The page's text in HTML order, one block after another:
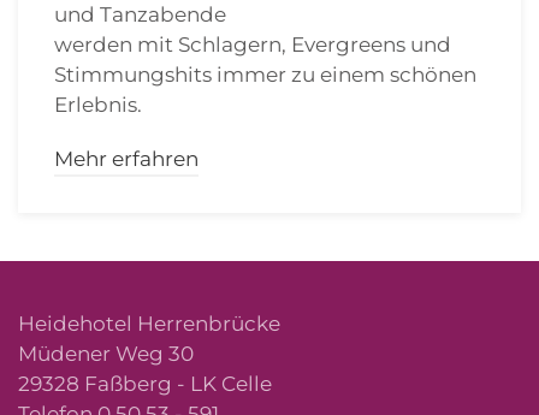
und Tanzabende
werden mit Schlagern, Evergreens und
Stimmungshits immer zu einem schönen
Erlebnis.
Mehr erfahren
Heidehotel Herrenbrücke
Müdener Weg 30
29328 Faßberg - LK Celle